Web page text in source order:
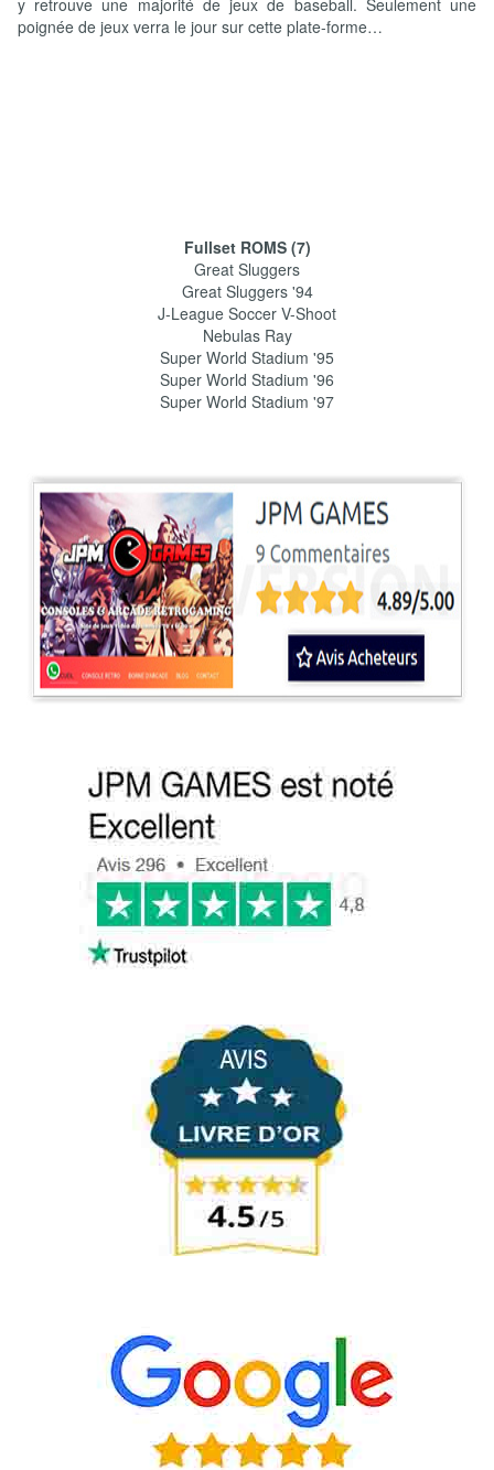
y retrouve une majorité de jeux de baseball. Seulement une
poignée de jeux verra le jour sur cette plate-forme…
Fullset ROMS (7)
Great Sluggers
Great Sluggers '94
J-League Soccer V-Shoot
Nebulas Ray
Super World Stadium '95
Super World Stadium '96
Super World Stadium '97